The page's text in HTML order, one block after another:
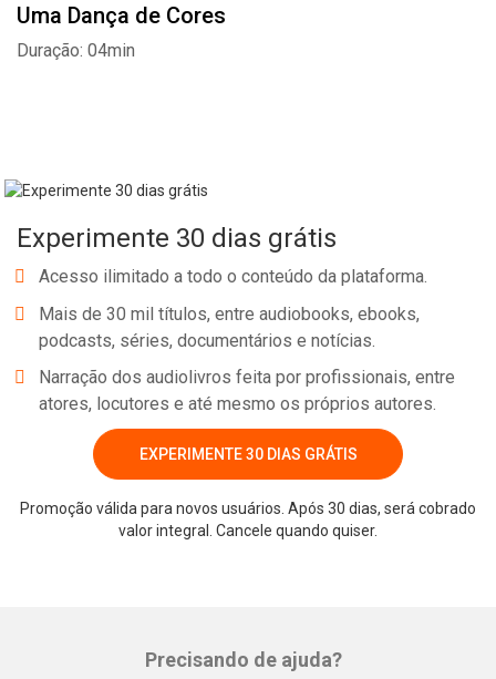
Uma Dança de Cores
Duração: 04min
Experimente 30 dias grátis
Acesso ilimitado a todo o conteúdo da plataforma.
Mais de 30 mil títulos, entre audiobooks, ebooks,
podcasts, séries, documentários e notícias.
Narração dos audiolivros feita por profissionais, entre
atores, locutores e até mesmo os próprios autores.
EXPERIMENTE 30 DIAS GRÁTIS
Promoção válida para novos usuários. Após 30 dias, será cobrado
valor integral. Cancele quando quiser.
Precisando de ajuda?